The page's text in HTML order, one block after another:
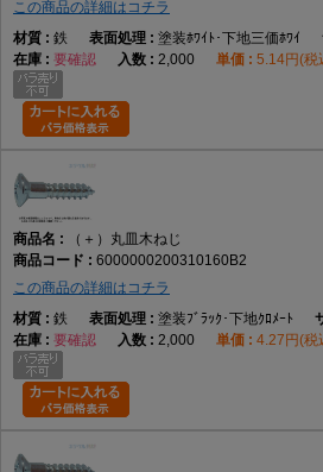
この商品の詳細はコチラ
鉄
塗装ﾎﾜｲﾄ･下地三価ﾎﾜｲ
要確認
2,000 5.14円(税
（＋）丸皿木ねじ
6000000200310160B2
この商品の詳細はコチラ
鉄
塗装ﾌﾞﾗｯｸ･下地ｸﾛﾒｰﾄ
要確認
2,000 4.27円(税